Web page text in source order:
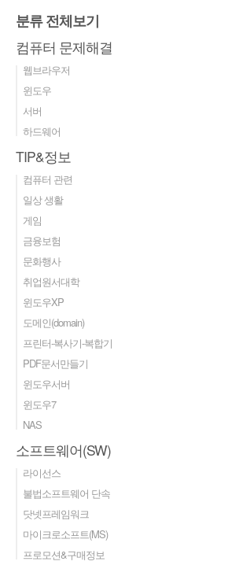
분류 전체보기
컴퓨터 문제해결
웹브라우저
윈도우
서버
하드웨어
TIP&정보
컴퓨터 관련
일상 생활
게임
금융보험
문화행사
취업원서대학
윈도우XP
도메인(domain)
프린터-복사기-복합기
PDF문서만들기
윈도우서버
윈도우7
NAS
소프트웨어(SW)
라이선스
불법소프트웨어 단속
닷넷프레임워크
마이크로소프트(MS)
프로모션&구매정보